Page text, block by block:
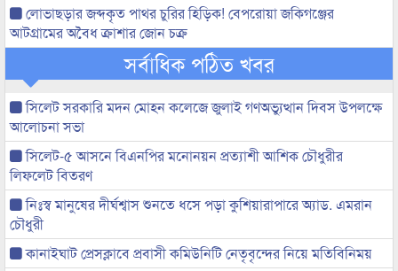
লোভাছড়ার জব্দকৃত পাথর চুরির হিড়িক! বেপরোয়া জকিগঞ্জের
আটগ্রামের অবৈধ ক্রাশার জোন চক্র
সর্বাধিক পঠিত খবর
সিলেট সরকারি মদন মোহন কলেজে জুলাই গণঅভ্যুত্থান দিবস উপলক্ষে
আলোচনা সভা
সিলেট-৫ আসনে বিএনপির মনোনয়ন প্রত্যাশী আশিক চৌধুরীর
লিফলেট বিতরণ
নিঃস্ব মানুষের দীর্ঘশ্বাস শুনতে ধসে পড়া কুশিয়ারাপারে অ্যাড. এমরান
চৌধুরী
কানাইঘাট প্রেসক্লাবে প্রবাসী কমিউনিটি নেতৃবৃন্দের নিয়ে মতিবিনিময়